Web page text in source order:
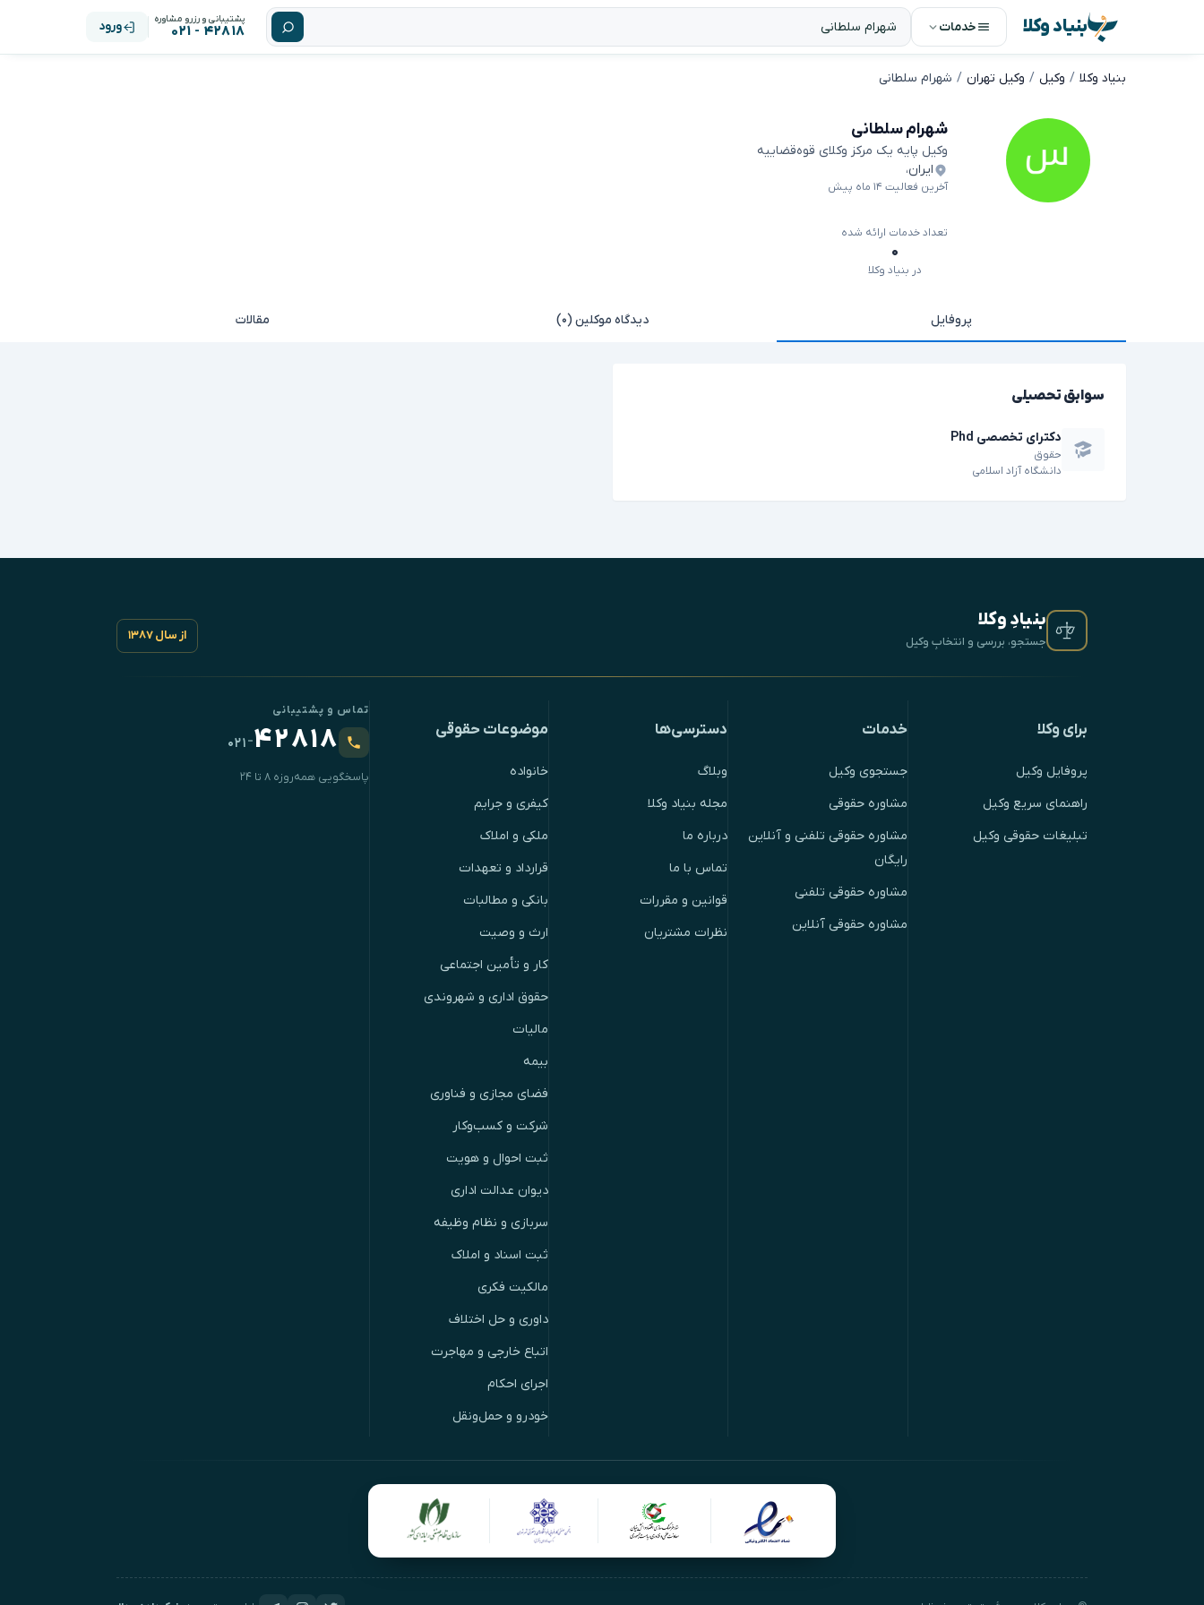
بنیاد وکلا خدمات پشتیبانی و رزرو مشاوره
۴۲۸۱۸ - ۰۲۱ ورود
بنیاد وکلا وکیل وکیل تهران شهرام سلطانی
شهرام سلطانی
وکیل پایه یک مرکز وکلای قوه‌قضاییه
ایران،
آخرین فعالیت ۱۴ ماه پیش
تعداد خدمات ارائه شده
۰
در بنیاد وکلا
پروفایل دیدگاه موکلین (۰) مقالات
سوابق تحصیلی
دکترای تخصصی Phd
حقوق
دانشگاه آزاد اسلامی
بنیادِ وکلا
جستجو، بررسی و انتخابِ وکیل از سال ۱۳۸۷
برای وکلا
پروفایل وکیل
راهنمای سریع وکیل
تبلیغات حقوقی وکیل
خدمات
جستجوی وکیل
مشاوره حقوقی
مشاوره حقوقی تلفنی و آنلاین
رایگان
مشاوره حقوقی تلفنی
مشاوره حقوقی آنلاین
دسترسی‌ها
وبلاگ
مجله بنیاد وکلا
درباره ما
تماس با ما
قوانین و مقررات
نظرات مشتریان
موضوعات حقوقی
خانواده
کیفری و جرایم
ملکی و املاک
قرارداد و تعهدات
بانکی و مطالبات
ارث و وصیت
کار و تأمین اجتماعی
حقوق اداری و شهروندی
مالیات
بیمه
فضای مجازی و فناوری
شرکت و کسب‌وکار
ثبت احوال و هویت
دیوان عدالت اداری
سربازی و نظام وظیفه
ثبت اسناد و املاک
مالکیت فکری
داوری و حل اختلاف
اتباع خارجی و مهاجرت
اجرای احکام
خودرو و حمل‌ونقل
تماس و پشتیبانی
۴۲۸۱۸-۰۲۱
پاسخگویی همه‌روزه ۸ تا ۲۴